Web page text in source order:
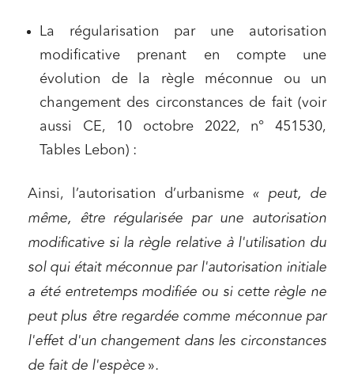
La régularisation par une autorisation
modificative prenant en compte une
évolution de la règle méconnue ou un
changement des circonstances de fait (voir
aussi CE, 10 octobre 2022, n° 451530,
Tables Lebon) :
Ainsi, l’autorisation d’urbanisme« peut, de
même, être régularisée par une autorisation
modificative si la règle relative à l'utilisation du
sol qui était méconnue par l'autorisation initiale
a été entretemps modifiée ou si cette règle ne
peut plus être regardée comme méconnue par
l'effet d'un changement dans les circonstances
de fait de l'espèce ».